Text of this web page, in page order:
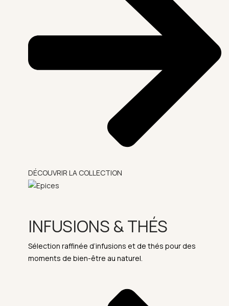
DÉCOUVRIR LA COLLECTION
INFUSIONS & THÉS
Sélection raffinée d’infusions et de thés pour des
moments de bien-être au naturel.